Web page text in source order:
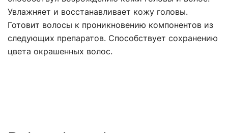
Увлажняет и восстанавливает кожу головы.
Готовит волосы к проникновению компонентов из
следующих препаратов. Способствует сохранению
цвета окрашенных волос.